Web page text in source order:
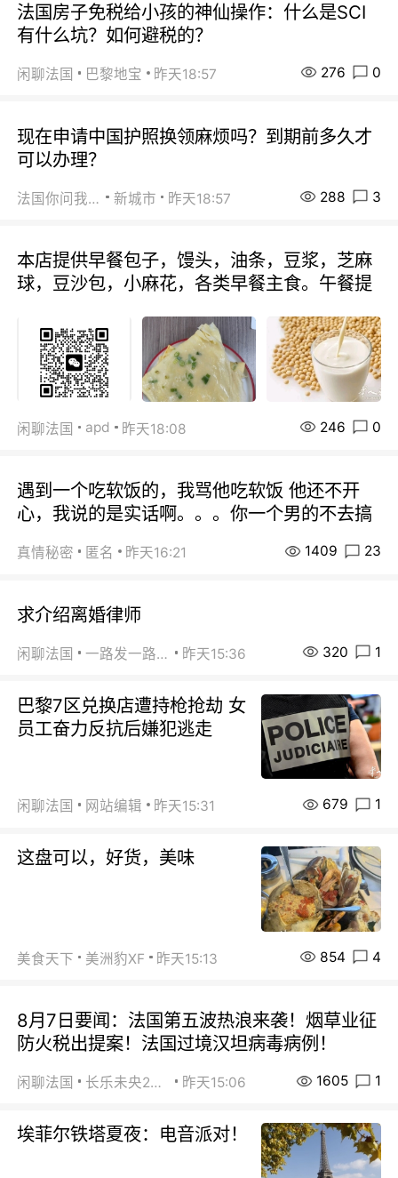
法国房子免税给小孩的神仙操作：什么是SCI
有什么坑？如何避税的？
闲聊法国 巴黎地宝 昨天18:57 276 0
现在申请中国护照换领麻烦吗？到期前多久才
可以办理？
法国你问我答 新城市 昨天18:57 288 3
本店提供早餐包子，馒头，油条，豆浆，芝麻
球，豆沙包，小麻花，各类早餐主食。午餐提
闲聊法国 apd 昨天18:08 246 0
遇到一个吃软饭的，我骂他吃软饭 他还不开
心，我说的是实话啊。。。你一个男的不去搞
真情秘密 匿名 昨天16:21 1409 23
求介绍离婚律师
闲聊法国 一路发一路发 昨天15:36 320 1
巴黎7区兑换店遭持枪抢劫 女
员工奋力反抗后嫌犯逃走
闲聊法国 网站编辑 昨天15:31 679 1
这盘可以，好货，美味
美食天下 美洲豹XF 昨天15:13 854 4
8月7日要闻：法国第五波热浪来袭！烟草业征
防火税出提案！法国过境汉坦病毒病例！
闲聊法国 长乐未央2015 昨天15:06 1605 1
埃菲尔铁塔夏夜：电音派对！